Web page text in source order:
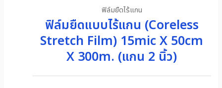
ฟิล์มยืดไร้แกน
ฟิล์มยืดแบบไร้แกน (Coreless
Stretch Film) 15mic X 50cm
X 300m. (แกน 2 นิ้ว)